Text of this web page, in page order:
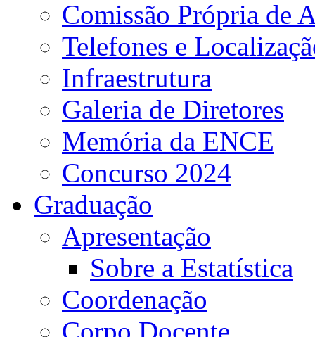
Comissão Própria de
Telefones e
Infraestrutura
Galeria de Diretores
Memória da ENCE
Concurso 2024
Graduação
Apresentação
Sobre a Estatística
Coordenação
Corpo Docente